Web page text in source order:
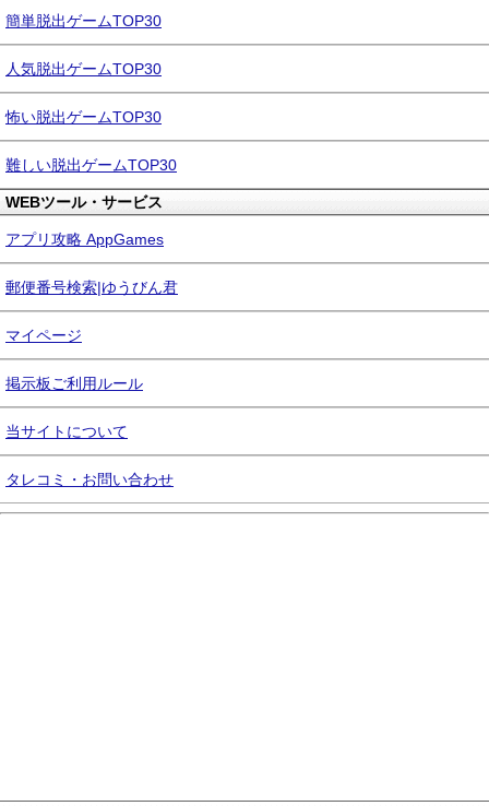
簡単脱出ゲームTOP30
人気脱出ゲームTOP30
怖い脱出ゲームTOP30
難しい脱出ゲームTOP30
WEBツール・サービス
アプリ攻略 AppGames
郵便番号検索|ゆうびん君
マイページ
掲示板ご利用ルール
当サイトについて
タレコミ・お問い合わせ